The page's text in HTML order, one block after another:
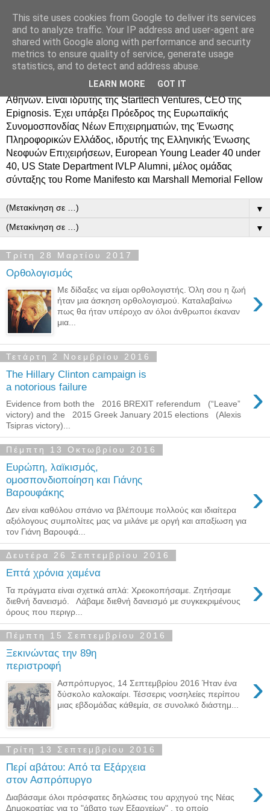
Δημήτρης Τσίγκος
Ο Δημήτρης Τσίγκος γεννήθηκε στον Ασπρόπυργο.
Σπούδασε Επιστήμη Υπολογιστών στο Πανεπιστήμιο
Κρήτης, πήρε MBA από το Οικονομικό Πανεπιστήμιο
Αθηνών. Είναι ιδρυτής της Starttech Ventures, CEO της
Epignosis. Έχει υπάρξει Πρόεδρος της Ευρωπαϊκής
Συνομοσπονδίας Νέων Επιχειρηματιών, της Ένωσης
Πληροφορικών Ελλάδος, ιδρυτής της Ελληνικής Ένωσης
Νεοφυών Επιχειρήσεων, European Young Leader 40 under
40, US State Department IVLP Alumni, μέλος ομάδας
σύνταξης του Rome Manifesto και Marshall Memorial Fellow
▼
▼
Τρίτη 28 Μαρτίου 2017
Ορθολογισμός
›
Με δίδαξες να είμαι ορθολογιστής. Όλη σου η ζωή
ήταν μια άσκηση ορθολογισμού. Καταλαβαίνω
πως θα ήταν υπέροχο αν όλοι άνθρωποι έκαναν
μια...
Τετάρτη 2 Νοεμβρίου 2016
The Hillary Clinton campaign is
a notorious failure
›
Evidence from both the 2016 BREXIT referendum (“Leave”
victory) and the 2015 Greek January 2015 elections (Alexis
Tsipras victory)...
Πέμπτη 13 Οκτωβρίου 2016
Ευρώπη, λαϊκισμός,
ομοσπονδιοποίηση και Γιάνης
Βαρουφάκης
›
Δεν είναι καθόλου σπάνιο να βλέπουμε πολλούς και ιδιαίτερα
αξιόλογους συμπολίτες μας να μιλάνε με οργή και απαξίωση για
τον Γιάνη Βαρουφά...
Δευτέρα 26 Σεπτεμβρίου 2016
Επτά χρόνια χαμένα ›
Τα πράγματα είναι σχετικά απλά: Χρεοκοπήσαμε. Ζητήσαμε
διεθνή δανεισμό. Λάβαμε διεθνή δανεισμό με συγκεκριμένους
όρους που περιγρ...
Πέμπτη 15 Σεπτεμβρίου 2016
Ξεκινώντας την 89η
περιστροφή
›
Ασπρόπυργος, 14 Σεπτεμβρίου 2016 Ήταν ένα
δύσκολο καλοκαίρι. Τέσσερις νοσηλείες περίπου
μιας εβδομάδας κάθεμία, σε συνολικό διάστημ...
Τρίτη 13 Σεπτεμβρίου 2016
Περί αβάτου: Από τα Εξάρχεια
στον Ασπρόπυργο
›
Διαβάσαμε όλοι πρόσφατες δηλώσεις του αρχηγού της Νέας
Δημοκρατίας για το "άβατο των Εξαρχείων" , το οποίο
This site uses cookies from Google to deliver its services
and to analyze traffic. Your IP address and user-agent are
shared with Google along with performance and security
metrics to ensure quality of service, generate usage
statistics, and to detect and address abuse.
LEARN MORE GOT IT